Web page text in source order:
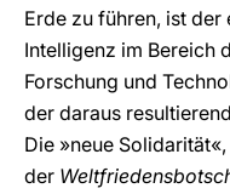
Erde zu führen, ist
Intelligenz im Bereich
Forschung und
der daraus
Die »neue
der